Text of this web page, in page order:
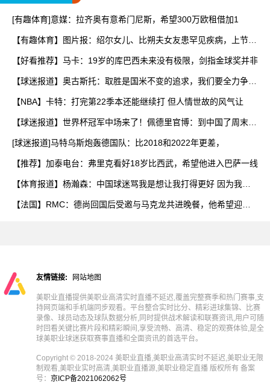
[有趣体育]意媒：拉齐奥有意希门尼斯，希望300万欧租借加1
【有趣体育】图片报：绍尔女儿、比朔夫女友患罕见疾病，上节目
【好看推荐】马卡：19岁的库巴西未来没有极限，剑指金球奖并非
【球迷报道】奥古斯托：取胜是国米不变的追求，我们要全力争取
【NBA】卡特：打完第22季本还能继续打 但人情世故的风气让
【球迷报道】世界杯冠军中场来了！佩德里官博：到中国了周末苏
[球迷报道]马特乌斯炮轰德国队：比2018和2022年更差，
【推荐】加泰电台：弗里克看好18岁比西武，希望他进入巴萨一线
【体育报道】杨瀚森：中国球迷骂我是想让我打得更好 因为我是
【法国】RMC：德尚回国后受邀与马克龙共进晚餐，他希望迎接
友情链接: 网站地图
美职业直播提供美职业高清实时直播不延迟,覆盖完整赛季和热门赛事,支
持网页端和手机端同步观看。平台整合实时比分、精彩进球集锦、比赛
录像、球员动态及球队数据分析,同时提供战术解读和联赛资讯,用户可随
时回看关键比赛片段和精彩瞬间,享受流畅、高清、稳定的观赛体验,是全
球美职业球迷获取赛事直播和全面资讯的首选平台。
Copyright © 2018-2024 美职业直播,美职业高清实时不延迟,美职业无限
制观看,美职业实时高清,美职业直播源,美职业稳定直播 版权所有 备案
号： 京ICP备2021062062号